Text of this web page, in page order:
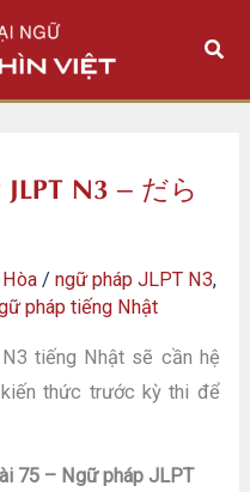
Tìm
N3 – だら
/ngữ pháp JLPT N3,
pháp tiếng Nhật
tiếng Nhật sẽ cần hệ
thức trước kỳ thi để
75 – Ngữ pháp JLPT